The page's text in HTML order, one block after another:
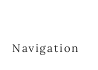
Navigation